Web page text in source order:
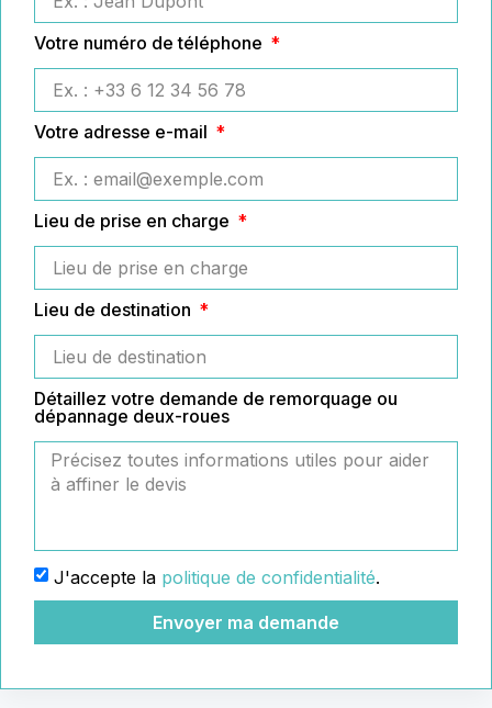
Votre numéro de téléphone
Votre adresse e-mail
Lieu de prise en charge
Lieu de destination
Détaillez votre demande de remorquage ou
dépannage deux-roues
J'accepte la politique de confidentialité.
Envoyer ma demande